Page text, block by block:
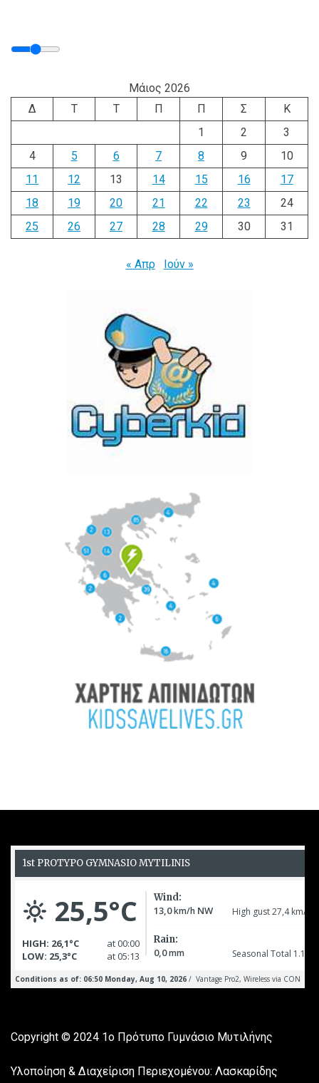
Μάιος 2026
Δ
Τ Τ Π Π Σ
Κ
1
2
3
4
5 6 7 8 9
10
11
12 13 14 15 16
17
18
19 20 21 22 23
24
25
26 27 28 29 30 31
« Απρ Ιούν »
Copyright © 2024 1ο Πρότυπο Γυμνάσιο Μυτιλήνης
Υλοποίηση & Διαχείριση Περιεχομένου: Λασκαρίδης